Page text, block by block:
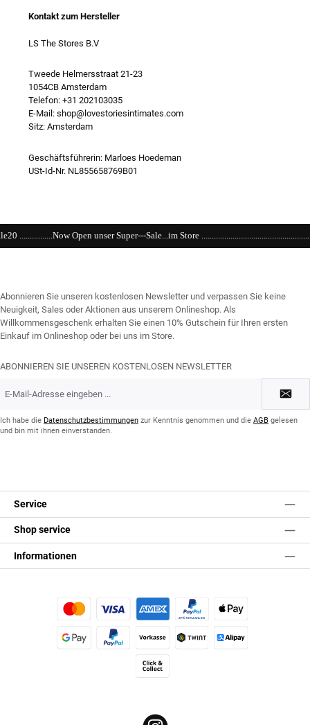
Kontakt zum Hersteller
LS The Stores B.V
Tweede Helmersstraat 21-23
1054CB Amsterdam
Telefon: +31 202103035
E-Mail: shop@lovestoriesintimates.com
Sitz: Amsterdam
Geschäftsführerin: Marloes Hoedeman
USt-Id-Nr. NL855658769B01
unser Super---Sale...im Store
Abonnieren Sie unseren kostenlosen Newsletter und verpassen Sie keine
Neuigkeit, Sales oder Aktionen aus unserem Onlineshop. Als
Willkommensgeschenk erhalten Sie einen 10% Gutschein für Ihren ersten
Einkauf im Onlineshop oder bei uns im Store.
ABONNIEREN SIE UNSEREN KOSTENLOSEN NEWSLETTER
Mail-
*Ich habe die Datenschutzbestimmungen zur Kenntnis genommen und die AGB gelesen
und bin mit ihnen einverstanden.
Service
Shop service
Informationen
Kredit- oder Debitkarte Später BezahlenApple Pay
Vorkasse